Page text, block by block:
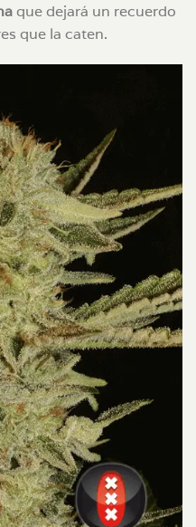
que dejará un recuerdo
que la caten.